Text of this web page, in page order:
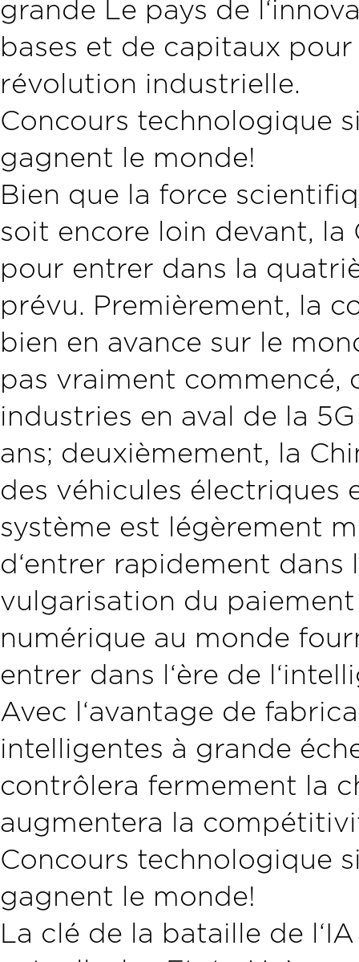
grande Le pays de
bases et de capitaux
révolution industrielle.
Concours technologique
gagnent le monde!
Bien que la force
soit encore loin devant,
pour entrer dans la
prévu. Premièrement, la
bien en avance sur le
pas vraiment commencé,
industries en aval de la
ans; deuxièmement, la
des véhicules électriques
système est légèrement
d‘entrer rapidement
vulgarisation du
numérique au monde
entrer dans l‘ère de
Avec l‘avantage de
intelligentes à grande
contrôlera fermement la
augmentera la
Concours technologique
gagnent le monde!
La clé de la bataille de